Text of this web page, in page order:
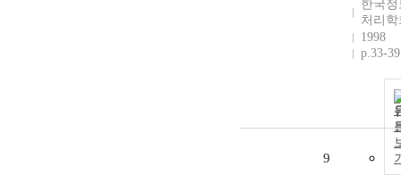
한국정
처리학
1998
p.33-39
9